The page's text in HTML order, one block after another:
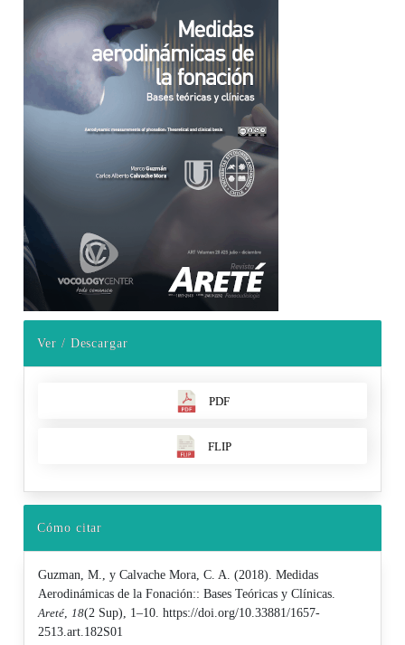
Barra lateral del artículo
Ver / Descargar
PDF
FLIP
Cómo citar
Guzman, M., y Calvache Mora, C. A. (2018). Medidas
Aerodinámicas de la Fonación:: Bases Teóricas y Clínicas.
Areté,18(2 Sup), 1–10. https://doi.org/10.33881/1657-
2513.art.182S01